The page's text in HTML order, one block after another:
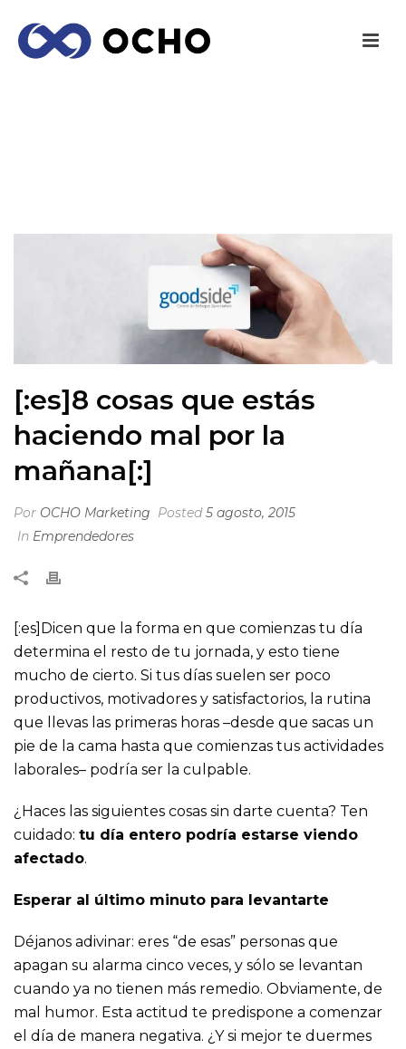
[:es]8 cosas que estás
haciendo mal por la
mañana[:]
Por OCHO Marketing Posted5 agosto, 2015
In Emprendedores
[:es]Dicen que la forma en que comienzas tu día
determina el resto de tu jornada, y esto tiene
mucho de cierto. Si tus días suelen ser poco
productivos, motivadores y satisfactorios, la rutina
que llevas las primeras horas –desde que sacas un
pie de la cama hasta que comienzas tus actividades
laborales– podría ser la culpable.
¿Haces las siguientes cosas sin darte cuenta? Ten
cuidado: tu día entero podría estarse viendo
afectado.
Esperar al último minuto para levantarte
Déjanos adivinar: eres “de esas” personas que
apagan su alarma cinco veces, y sólo se levantan
cuando ya no tienen más remedio. Obviamente, de
mal humor. Esta actitud te predispone a comenzar
el día de manera negativa. ¿Y si mejor te duermes